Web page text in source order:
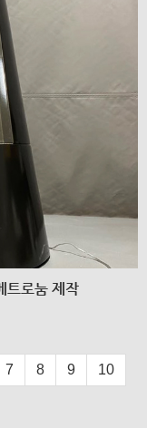
트로눔 제작
7 8 9 10